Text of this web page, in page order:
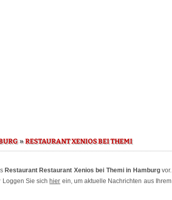
»RESTAURANT XENIOS BEI THEMI
Restaurant Restaurant Xenios bei Themi in Hamburgvor.
Loggen Sie sich hier ein, um aktuelle Nachrichten aus Ihrem